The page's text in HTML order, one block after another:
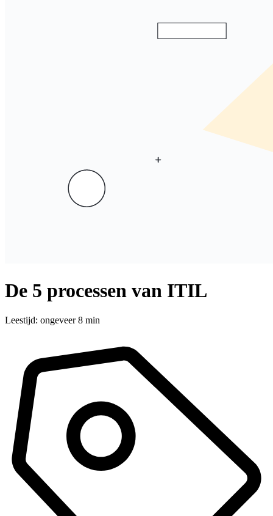
De 5 processen van ITIL
Leestijd: ongeveer 8 min